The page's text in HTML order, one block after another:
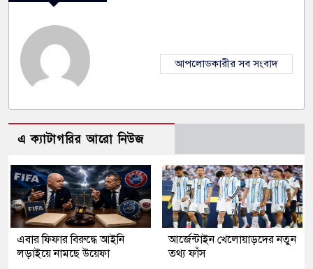
আপলোডকারীর সব সংবাদ
এ ক্যাটাগরির আরো নিউজ
এবার ফিফার বিরুদ্ধে আইনি
লড়াইয়ে নামছে উয়েফা
আর্জেন্টাইন খেলোয়াড়দের নতুন
তথ্য ফাঁস